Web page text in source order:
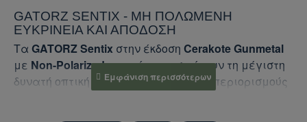
GATORZ SENTIX - ΜΗ ΠΟΛΩΜΈΝΗ
ΕΥΚΡΊΝΕΙΑ ΚΑΙ ΑΠΌΔΟΣΗ
Τα GATORZ Sentix στην έκδοση Cerakote Gunmetal
με Non-Polarizedφακούς, προσφέρουν τη μέγιστη
δυνατή οπτική πιστότητα χωρίς τους περιορισμούς